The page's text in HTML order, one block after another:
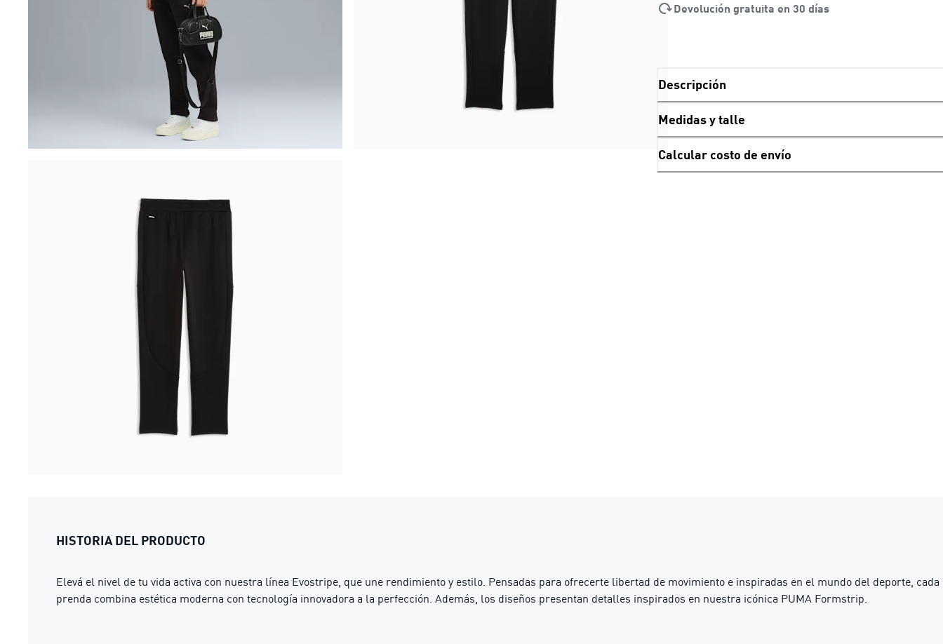
Devolución gratuita en 30 días
Descripción
Medidas y talle
Calcular costo de envío
HISTORIA DEL PRODUCTO
Elevá el nivel de tu vida activa con nuestra línea Evostripe, que une rendimiento y estilo. Pensadas para ofrecerte libertad de movimiento e inspiradas en el mundo del deporte, cada
prenda combina estética moderna con tecnología innovadora a la perfección. Además, los diseños presentan detalles inspirados en nuestra icónica PUMA Formstrip.